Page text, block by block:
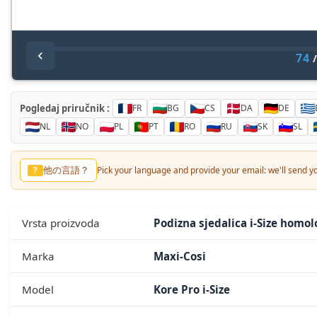
74
Pogledaj priručnik : FR BG CS DA DE
NL
NO PL PT RO RU SK SL
? 他の言語？ Pick your language and provide your email: we'll send
Vrsta proizvoda Podizna sjedalica i-Size
Marka Maxi-Cosi
Model Kore Pro i-Size